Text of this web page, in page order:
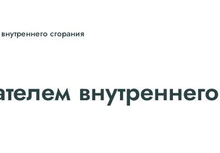
сгорания